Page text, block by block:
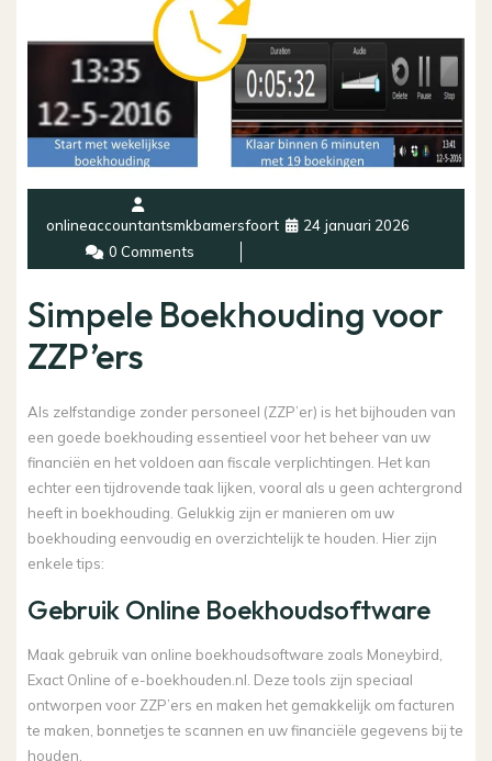
onlineaccountantsmkbamersfoort
24 januari 2026
0 Comments
Simpele Boekhouding voor
ZZP’ers
Als zelfstandige zonder personeel (ZZP’er) is het bijhouden van
een goede boekhouding essentieel voor het beheer van uw
financiën en het voldoen aan fiscale verplichtingen. Het kan
echter een tijdrovende taak lijken, vooral als u geen achtergrond
heeft in boekhouding. Gelukkig zijn er manieren om uw
boekhouding eenvoudig en overzichtelijk te houden. Hier zijn
enkele tips:
Gebruik Online Boekhoudsoftware
Maak gebruik van online boekhoudsoftware zoals Moneybird,
Exact Online of e-boekhouden.nl. Deze tools zijn speciaal
ontworpen voor ZZP’ers en maken het gemakkelijk om facturen
te maken, bonnetjes te scannen en uw financiële gegevens bij te
houden.